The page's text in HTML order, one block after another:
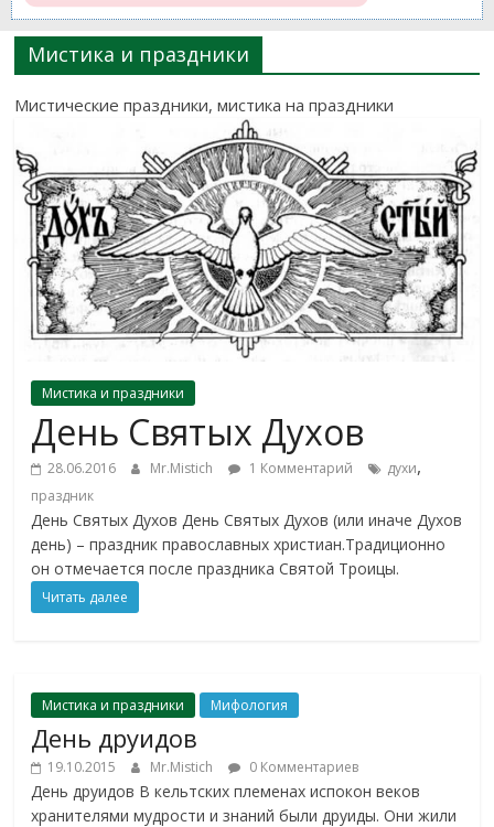
Мистика и праздники
Мистические праздники, мистика на праздники
Мистика и праздники
День Святых Духов
28.06.2016 Mr.Mistich 1 Комментарий духи,
праздник
День Святых Духов День Святых Духов (или иначе Духов
день) – праздник православных христиан.Традиционно
он отмечается после праздника Святой Троицы.
Читать далее
Мистика и праздники Мифология
День друидов
19.10.2015 Mr.Mistich 0 Комментариев
День друидов В кельтских племенах испокон веков
хранителями мудрости и знаний были друиды. Они жили